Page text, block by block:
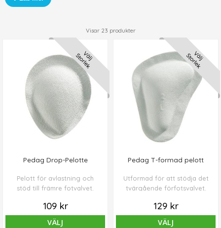
Visar 23 produkter
Välj
Storlek
Pedag Drop-Pelotte
Pelott för avlastning och
stöd till främre fotvalvet.
109 kr
VÄLJ
Välj
Storlek
Pedag T-formad pelott
Utformad för att stödja det
tvärgående förfotsvalvet.
129 kr
VÄLJ